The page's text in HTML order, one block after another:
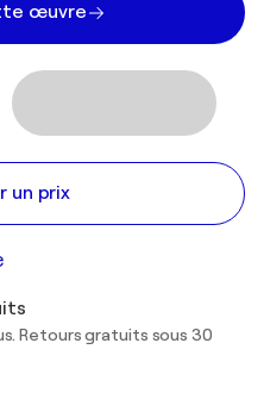
œuvre
un prix
Retours gratuits sous 30